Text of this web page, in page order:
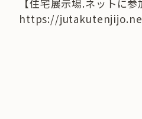
【住宅展示場.ネットに
https://